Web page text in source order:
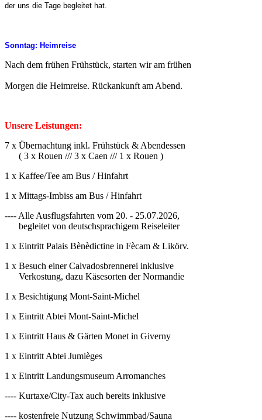
der uns die Tage begleitet hat.
Sonntag: Heimreise
Nach dem frühen Frühstück, starten wir am frühen
Morgen die Heimreise. Rückankunft am Abend.
Unsere Leistungen:
7 x Übernachtung inkl. Frühstück & Abendessen
( 3 x Rouen /// 3 x Caen /// 1 x Rouen )
1 x Kaffee/Tee am Bus / Hinfahrt
1 x Mittags-Imbiss am Bus / Hinfahrt
---- Alle Ausflugsfahrten vom 20. - 25.07.2026,
begleitet von deutschsprachigem Reiseleiter
1 x Eintritt Palais Bènèdictine in Fècam & Likörv.
1 x Besuch einer Calvadosbrennerei inklusive
Verkostung, dazu Käsesorten der Normandie
1 x Besichtigung Mont-Saint-Michel
1 x Eintritt Abtei Mont-Saint-Michel
1 x Eintritt Haus & Gärten Monet in Giverny
1 x Eintritt Abtei Jumièges
1 x Eintritt Landungsmuseum Arromanches
---- Kurtaxe/City-Tax auch bereits inklusive
---- kostenfreie Nutzung Schwimmbad/Sauna